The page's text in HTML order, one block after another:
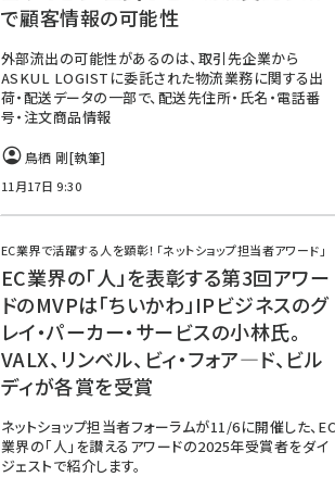
で顧客情報の可能性
外部流出の可能性があるのは、取引先企業から
ASKUL LOGISTに委託された物流業務に関する出
荷・配送データの一部で、配送先住所・氏名・電話番
号・注文商品情報
鳥栖 剛[執筆]
11月17日 9:30
EC業界で活躍する人を顕彰！「ネットショップ担当者アワード」
EC業界の「人」を表彰する第3回アワー
ドのMVPは「ちいかわ」IPビジネスのグ
レイ・パーカー・サービスの小林氏。
VALX、リンベル、ビィ・フォア―ド、ビル
ディが各賞を受賞
ネットショップ担当者フォーラムが11/6に開催した、EC
業界の「人」を讃えるアワードの2025年受賞者をダイ
ジェストで紹介します。